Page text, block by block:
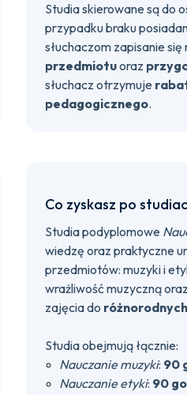
Studia skierowane są do
przypadku braku
słuchaczom zapisanie
przedmiotuoraz
słuchacz otrzymuje
pedagogicznego.
Co zyskasz po
Studia podyplomowe
wiedzę oraz praktyczne
przedmiotów: muzyki i
wrażliwość muzyczną
zajęcia do
Studia obejmują łącznie:
Nauczanie muzyki: 90
Nauczanie etyki: 90